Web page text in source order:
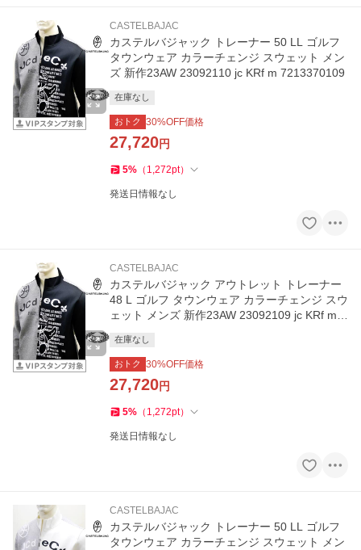
CASTELBAJAC
カステルバジャック トレーナー 50 LL ゴルフ
タウンウェア カラーチェンジ スウェット メン
ズ 新作23AW 23092110 jc KRf m 7213370109
在庫なし
おトク 30%OFF価格
27,720円
5% （ 1,272pt）
発送日情報なし
CASTELBAJAC
カステルバジャック アウトレット トレーナー
48 L ゴルフ タウンウェア カラーチェンジ スウ
ェット メンズ 新作23AW 23092109 jc KRf m 7
在庫なし
おトク 30%OFF価格
27,720円
5% （ 1,272pt）
発送日情報なし
CASTELBAJAC
カステルバジャック トレーナー 50 LL ゴルフ
タウンウェア カラーチェンジ スウェット メン